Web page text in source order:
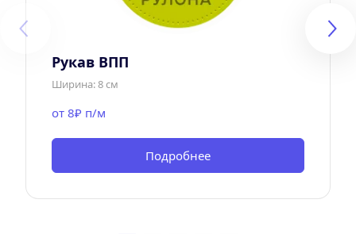
Рукав ВПП
Ширина: 8 см
от 8₽ п/м
Подробнее